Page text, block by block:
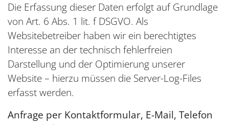
Die Erfassung dieser Daten erfolgt auf Grundlage
von Art. 6 Abs. 1 lit. f DSGVO. Als
Websitebetreiber haben wir ein berechtigtes
Interesse an der technisch fehlerfreien
Darstellung und der Optimierung unserer
Website – hierzu müssen die Server-Log-Files
erfasst werden.
Anfrage per Kontaktformular, E-Mail, Telefon